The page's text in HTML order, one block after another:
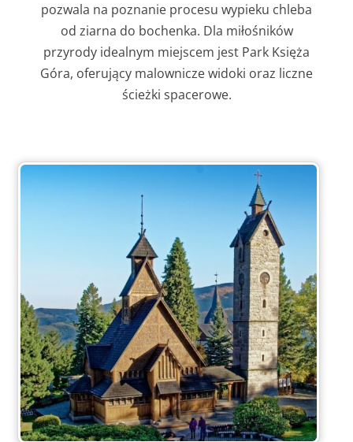
pozwala na poznanie procesu wypieku chleba
od ziarna do bochenka. Dla miłośników
przyrody idealnym miejscem jest Park Księża
Góra, oferujący malownicze widoki oraz liczne
ścieżki spacerowe.